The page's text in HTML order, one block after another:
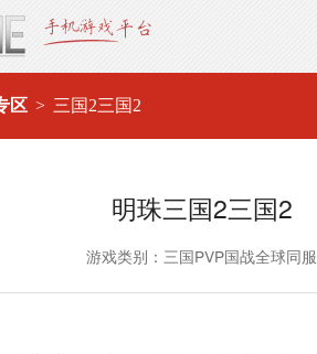
区 三国2三国2
明珠三国2三国2
游戏类别：三国PVP国战全球同服